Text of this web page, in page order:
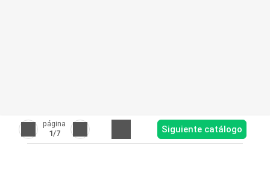
página
1/7 Siguiente catálogo